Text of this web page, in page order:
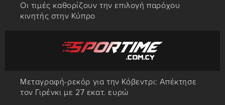
Οι τιμές καθορίζουν την επιλογή παρόχου
κινητής στην Κύπρο
Μεταγραφή-ρεκόρ για την Κόβεντρι: Απέκτησε
τον Γιρένκι με 27 εκατ. ευρώ